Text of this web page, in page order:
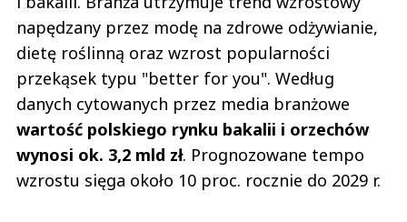
napędzany przez modę na zdrowe odżywianie,
dietę roślinną oraz wzrost popularności
przekąsek typu "better for you". Według
danych cytowanych przez media branżowe
wartość polskiego rynku bakalii i orzechów
wynosi ok. 3,2 mld zł. Prognozowane tempo
wzrostu sięga około 10 proc. rocznie do 2029 r.